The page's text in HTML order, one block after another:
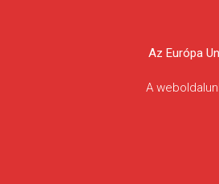
Körösvidéki
Egyesületek
Az Európa
A